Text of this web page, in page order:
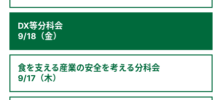
DX等分科会
9/18（金）
食を支える産業の安全を考える分科会
9/17（木）